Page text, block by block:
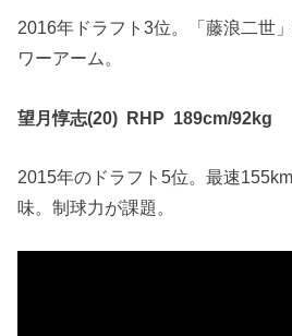
2016年ドラフト3位。「藤浪二世
ワーアーム。
望月惇志(20) RHP 189cm/92kg
2015年のドラフト5位。最速
味。制球力が課題。